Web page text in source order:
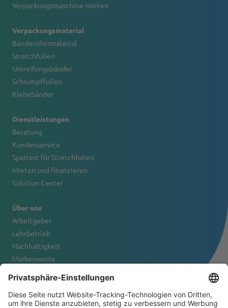
Verpackungsmaschine mieten
Verpackungsmaterial
Banderoliermaterial
Stretchfolien
Umreifungsbänder
Schrumpffolien
Klebebänder
Dienstleistungen
Beratung
Kundenservice
Spartest für Stretchfolien
Mieten und finanzieren
Solution Center
Über uns
Arbeitgeber
Lehrbetrieb
Nachhaltigkeit
Markenwerte
Kontakt